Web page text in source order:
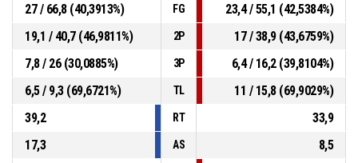
27 / 66,8 (40,3913%) FG
23,4 / 55,1 (42,5384%)
19,1 / 40,7 (46,9811%)
2P
17 / 38,9 (43,6759%)
7,8 / 26 (30,0885%)
3P
6,4 / 16,2 (39,8104%)
6,5 / 9,3 (69,6721%)
TL
11 / 15,8 (69,9029%)
39,2
RT
33,9
17,3
AS
8,5